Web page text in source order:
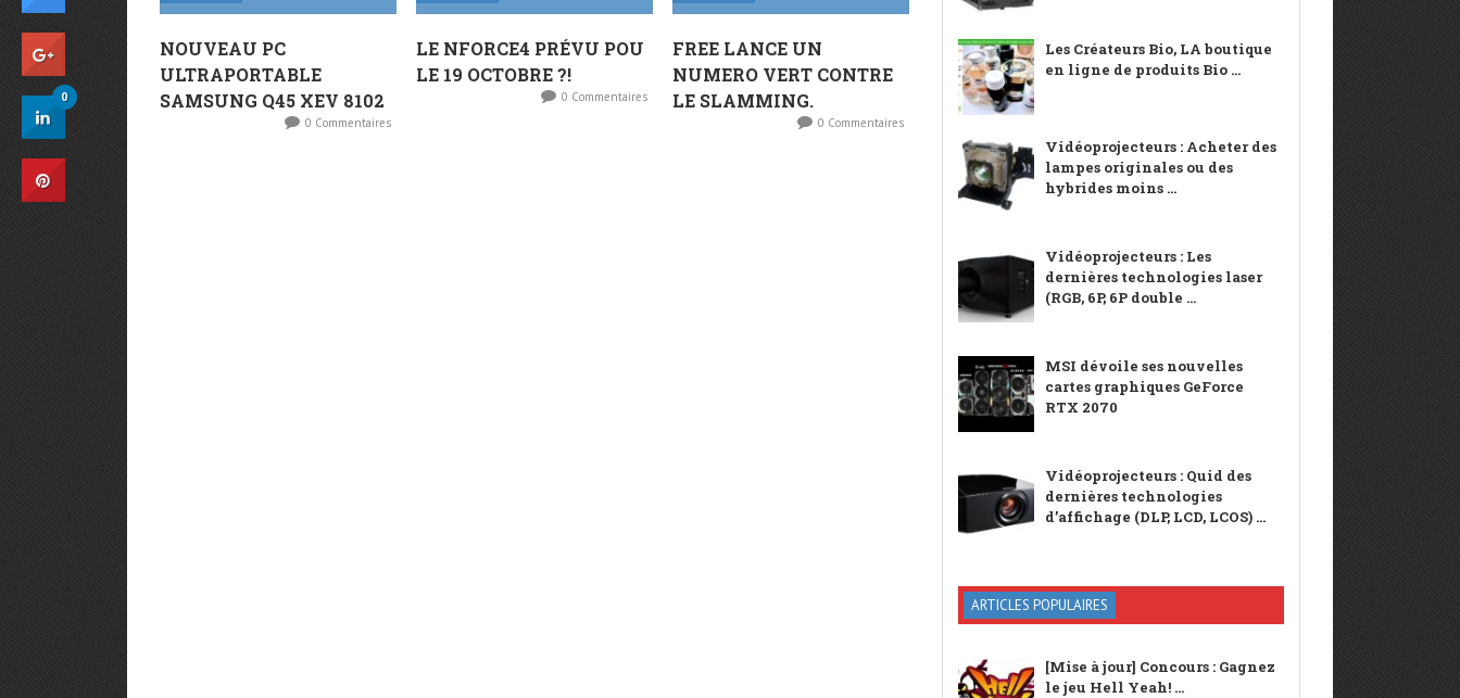
NOUVEAU PC
ULTRAPORTABLE
SAMSUNG Q45 XEV 8102
0 Commentaires
LE NFORCE4 PRÉVU POU
LE 19 OCTOBRE ?!
0 Commentaires
FREE LANCE UN
NUMERO VERT CONTRE
LE SLAMMING.
0 Commentaires
Les Créateurs Bio, LA boutique
en ligne de produits Bio ...
Vidéoprojecteurs : Acheter des
lampes originales ou des
hybrides moins ...
Vidéoprojecteurs : Les
dernières technologies laser
(RGB, 6P, 6P double ...
MSI dévoile ses nouvelles
cartes graphiques GeForce
RTX 2070
Vidéoprojecteurs : Quid des
dernières technologies
d’affichage (DLP, LCD, LCOS) ...
ARTICLES POPULAIRES
[Mise à jour] Concours : Gagnez
le jeu Hell Yeah! ...
0